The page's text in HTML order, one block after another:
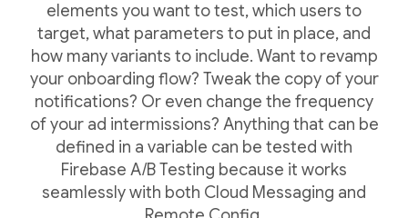
elements you want to test, which users to
target, what parameters to put in place, and
how many variants to include. Want to revamp
your onboarding flow? Tweak the copy of your
notifications? Or even change the frequency
of your ad intermissions? Anything that can be
defined in a variable can be tested with
Firebase A/B Testing because it works
seamlessly with both Cloud Messaging and